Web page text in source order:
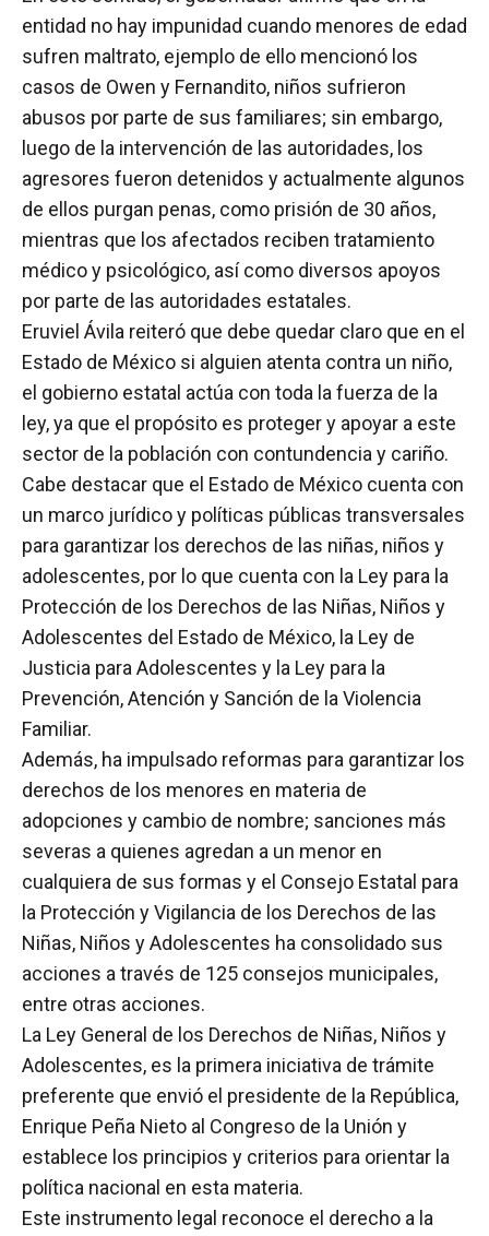
entidad no hay impunidad cuando menores de edad
sufren maltrato, ejemplo de ello mencionó los
casos de Owen y Fernandito, niños sufrieron
abusos por parte de sus familiares; sin embargo,
luego de la intervención de las autoridades, los
agresores fueron detenidos y actualmente algunos
de ellos purgan penas, como prisión de 30 años,
mientras que los afectados reciben tratamiento
médico y psicológico, así como diversos apoyos
por parte de las autoridades estatales.
Eruviel Ávila reiteró que debe quedar claro que en el
Estado de México si alguien atenta contra un niño,
el gobierno estatal actúa con toda la fuerza de la
ley, ya que el propósito es proteger y apoyar a este
sector de la población con contundencia y cariño.
Cabe destacar que el Estado de México cuenta con
un marco jurídico y políticas públicas transversales
para garantizar los derechos de las niñas, niños y
adolescentes, por lo que cuenta con la Ley para la
Protección de los Derechos de las Niñas, Niños y
Adolescentes del Estado de México, la Ley de
Justicia para Adolescentes y la Ley para la
Prevención, Atención y Sanción de la Violencia
Familiar.
Además, ha impulsado reformas para garantizar los
derechos de los menores en materia de
adopciones y cambio de nombre; sanciones más
severas a quienes agredan a un menor en
cualquiera de sus formas y el Consejo Estatal para
la Protección y Vigilancia de los Derechos de las
Niñas, Niños y Adolescentes ha consolidado sus
acciones a través de 125 consejos municipales,
entre otras acciones.
La Ley General de los Derechos de Niñas, Niños y
Adolescentes, es la primera iniciativa de trámite
preferente que envió el presidente de la República,
Enrique Peña Nieto al Congreso de la Unión y
establece los principios y criterios para orientar la
política nacional en esta materia.
Este instrumento legal reconoce el derecho a la